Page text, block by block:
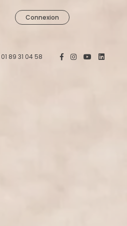
Connexion
01 89 31 04 58